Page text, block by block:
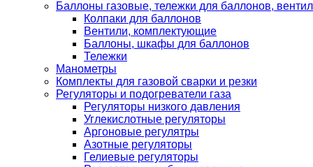
Баллоны газовые, тележки для баллонов,
Колпаки для баллонов
Вентили, комплектующие
Баллоны, шкафы для баллонов
Тележки
Манометры
Комплекты для газовой сварки и резки
Регуляторы и подогреватели газа
Регуляторы низкого давления
Углекислотные регуляторы
Аргоновые регулятры
Азотные регуляторы
Гелиевые регуляторы